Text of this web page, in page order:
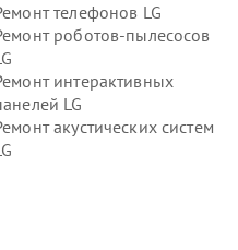
телефонов LG
роботов-пылесосов
интерактивных
LG
акустических систем
вертикальных